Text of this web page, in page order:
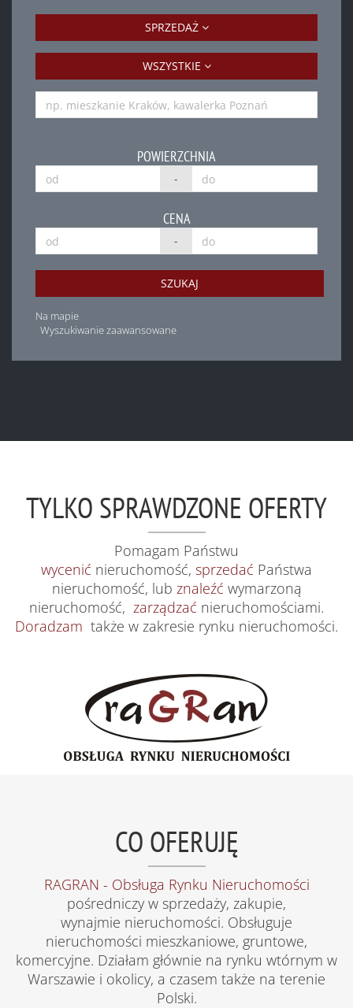
SPRZEDAŻ
WSZYSTKIE
POWIERZCHNIA
-
CENA
-
SZUKAJ
Na mapie
Wyszukiwanie zaawansowane
TYLKO SPRAWDZONE OFERTY
Pomagam Państwu
wycenić nieruchomość, sprzedać Państwa
nieruchomość, lub znaleźć wymarzoną
nieruchomość, zarządzać nieruchomościami.
Doradzam także w zakresie rynku nieruchomości.
CO OFERUJĘ
RAGRAN - Obsługa Rynku Nieruchomości
pośredniczy w sprzedaży, zakupie,
wynajmie nieruchomości. Obsługuje
nieruchomości mieszkaniowe, gruntowe,
komercyjne. Działam głównie na rynku wtórnym w
Warszawie i okolicy, a czasem także na terenie
Polski.